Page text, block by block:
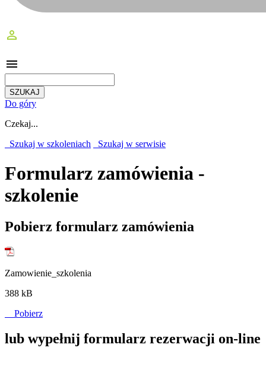
perm_identity
menu
Do góry
Czekaj...
Szukaj w szkoleniach
Szukaj w serwisie
Formularz zamówienia -
szkolenie
Pobierz formularz zamówienia
Zamowienie_szkolenia
388 kB
Pobierz
lub wypełnij formularz rezerwacji on-line